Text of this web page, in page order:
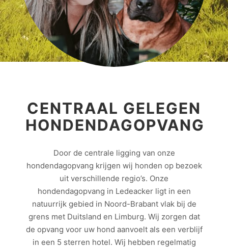
CENTRAAL GELEGEN
HONDENDAGOPVANG
Door de centrale ligging van onze
hondendagopvang krijgen wij honden op bezoek
uit verschillende regio’s. Onze
hondendagopvang in Ledeacker ligt in een
natuurrijk gebied in Noord-Brabant vlak bij de
grens met Duitsland en Limburg. Wij zorgen dat
de opvang voor uw hond aanvoelt als een verblijf
in een 5 sterren hotel. Wij hebben regelmatig